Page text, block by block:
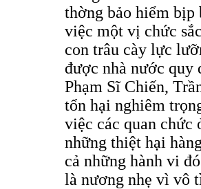
thờng bảo hiểm bịp
việc một vị chức
con trâu cày lực
được nhà nước quy
Phạm Sĩ Chiến,
tổn hại nghiêm
việc các quan chức
những thiệt hại
cả những hành vi
là nương nhẹ vì vô